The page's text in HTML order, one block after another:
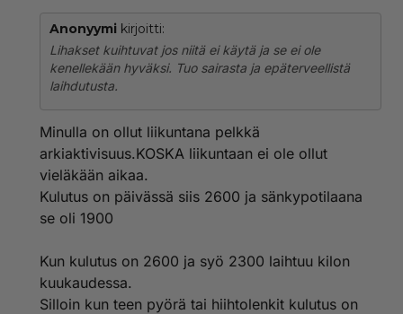
Anonyymi kirjoitti:
Lihakset kuihtuvat jos niitä ei käytä ja se ei ole
kenellekään hyväksi. Tuo sairasta ja epäterveellistä
laihdutusta.
Minulla on ollut liikuntana pelkkä
arkiaktivisuus.KOSKA liikuntaan ei ole ollut
vieläkään aikaa.
Kulutus on päivässä siis 2600 ja sänkypotilaana
se oli 1900
Kun kulutus on 2600 ja syö 2300 laihtuu kilon
kuukaudessa.
Silloin kun teen pyörä tai hiihtolenkit kulutus on